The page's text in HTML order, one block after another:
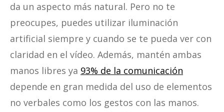
da un aspecto más natural. Pero no te
preocupes, puedes utilizar iluminación
artificial siempre y cuando se te pueda ver con
claridad en el vídeo. Además, mantén ambas
manos libres ya 93% de la comunicación
depende en gran medida del uso de elementos
no verbales como los gestos con las manos.